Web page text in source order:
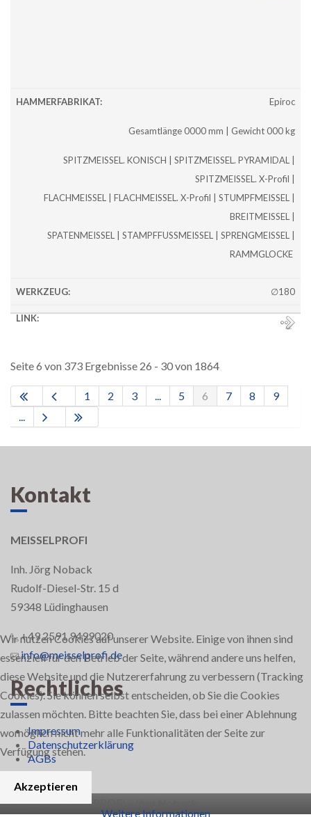
Epiroc
Gesamtlänge 0000 mm | Gewicht 000 kg
SPITZMEISSEL. KONISCH | SPITZMEISSEL. PYRAMIDAL |
SPITZMEISSEL. X-Profil |
FLACHMEISSEL | FLACHMEISSEL. X-Profil | STUMPFMEISSEL |
BREITMEISSEL |
SPATENMEISSEL | STAMPFFUSSMEISSEL | SPRENGMEISSEL |
RAMMGLOCKE
∅180
Seite 6 von 373 Ergebnisse 26 - 30 von 1864
1 2 3 5 6 7 8
9
Kontakt
MEISSELPROFI
Inh. Jörg Noback
Rudolf-Diesel-Str. 15 d
59348 Lüdinghausen
+49 2591 9499020
info@meisselprofi.de
Rechtliches
Impressum
Datenschutzerklärung
AGBs
© 2018 MEISSELPROFI - Jörg Noback
Wir nutzen Cookies auf unserer Website. Einige von ihnen sind
essenziell für den Betrieb der Seite, während andere uns helfen,
diese Website und die Nutzererfahrung zu verbessern (Tracking
Cookies). Sie können selbst entscheiden, ob Sie die Cookies
zulassen möchten. Bitte beachten Sie, dass bei einer Ablehnung
womöglich nicht mehr alle Funktionalitäten der Seite zur
Verfügung stehen.
Akzeptieren
Weitere Informationen